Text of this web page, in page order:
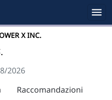
X INC.
2026
Raccomandazioni